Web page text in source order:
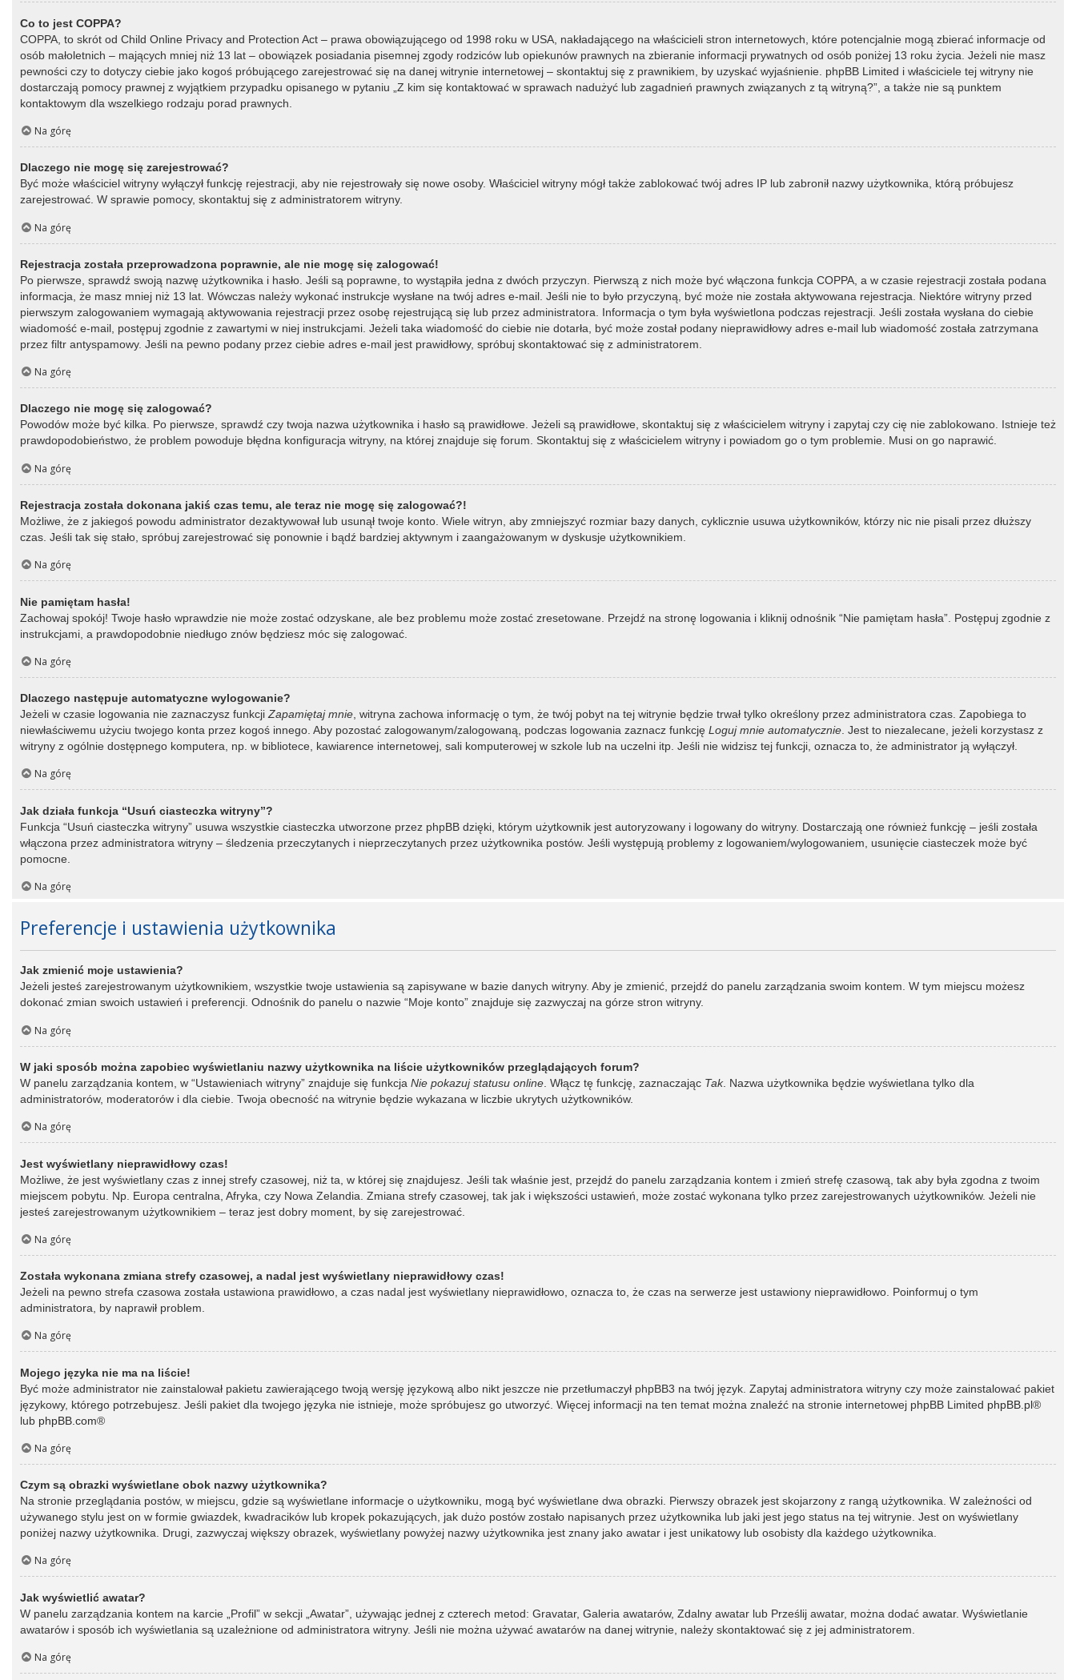
Co to jest COPPA?
COPPA, to skrót od Child Online Privacy and Protection Act – prawa obowiązującego od 1998 roku w USA, nakładającego na właścicieli stron internetowych, które potencjalnie mogą zbierać informacje od
osób małoletnich – mających mniej niż 13 lat – obowiązek posiadania pisemnej zgody rodziców lub opiekunów prawnych na zbieranie informacji prywatnych od osób poniżej 13 roku życia. Jeżeli nie masz
pewności czy to dotyczy ciebie jako kogoś próbującego zarejestrować się na danej witrynie internetowej – skontaktuj się z prawnikiem, by uzyskać wyjaśnienie. phpBB Limited i właściciele tej witryny nie
dostarczają pomocy prawnej z wyjątkiem przypadku opisanego w pytaniu „Z kim się kontaktować w sprawach nadużyć lub zagadnień prawnych związanych z tą witryną?”, a także nie są punktem
kontaktowym dla wszelkiego rodzaju porad prawnych.
Na górę
Dlaczego nie mogę się zarejestrować?
Być może właściciel witryny wyłączył funkcję rejestracji, aby nie rejestrowały się nowe osoby. Właściciel witryny mógł także zablokować twój adres IP lub zabronił nazwy użytkownika, którą próbujesz
zarejestrować. W sprawie pomocy, skontaktuj się z administratorem witryny.
Na górę
Rejestracja została przeprowadzona poprawnie, ale nie mogę się zalogować!
Po pierwsze, sprawdź swoją nazwę użytkownika i hasło. Jeśli są poprawne, to wystąpiła jedna z dwóch przyczyn. Pierwszą z nich może być włączona funkcja COPPA, a w czasie rejestracji została podana
informacja, że masz mniej niż 13 lat. Wówczas należy wykonać instrukcje wysłane na twój adres e-mail. Jeśli nie to było przyczyną, być może nie została aktywowana rejestracja. Niektóre witryny przed
pierwszym zalogowaniem wymagają aktywowania rejestracji przez osobę rejestrującą się lub przez administratora. Informacja o tym była wyświetlona podczas rejestracji. Jeśli została wysłana do ciebie
wiadomość e-mail, postępuj zgodnie z zawartymi w niej instrukcjami. Jeżeli taka wiadomość do ciebie nie dotarła, być może został podany nieprawidłowy adres e-mail lub wiadomość została zatrzymana
przez filtr antyspamowy. Jeśli na pewno podany przez ciebie adres e-mail jest prawidłowy, spróbuj skontaktować się z administratorem.
Na górę
Dlaczego nie mogę się zalogować?
Powodów może być kilka. Po pierwsze, sprawdź czy twoja nazwa użytkownika i hasło są prawidłowe. Jeżeli są prawidłowe, skontaktuj się z właścicielem witryny i zapytaj czy cię nie zablokowano. Istnieje też
prawdopodobieństwo, że problem powoduje błędna konfiguracja witryny, na której znajduje się forum. Skontaktuj się z właścicielem witryny i powiadom go o tym problemie. Musi on go naprawić.
Na górę
Rejestracja została dokonana jakiś czas temu, ale teraz nie mogę się zalogować?!
Możliwe, że z jakiegoś powodu administrator dezaktywował lub usunął twoje konto. Wiele witryn, aby zmniejszyć rozmiar bazy danych, cyklicznie usuwa użytkowników, którzy nic nie pisali przez dłuższy
czas. Jeśli tak się stało, spróbuj zarejestrować się ponownie i bądź bardziej aktywnym i zaangażowanym w dyskusje użytkownikiem.
Na górę
Nie pamiętam hasła!
Zachowaj spokój! Twoje hasło wprawdzie nie może zostać odzyskane, ale bez problemu może zostać zresetowane. Przejdź na stronę logowania i kliknij odnośnik “Nie pamiętam hasła”. Postępuj zgodnie z
instrukcjami, a prawdopodobnie niedługo znów będziesz móc się zalogować.
Na górę
Dlaczego następuje automatyczne wylogowanie?
Jeżeli w czasie logowania nie zaznaczysz funkcjiZapamiętaj mnie, witryna zachowa informację o tym, że twój pobyt na tej witrynie będzie trwał tylko określony przez administratora czas. Zapobiega to
niewłaściwemu użyciu twojego konta przez kogoś innego. Aby pozostać zalogowanym/zalogowaną, podczas logowania zaznacz funkcję Loguj mnie automatycznie. Jest to niezalecane, jeżeli korzystasz z
witryny z ogólnie dostępnego komputera, np. w bibliotece, kawiarence internetowej, sali komputerowej w szkole lub na uczelni itp. Jeśli nie widzisz tej funkcji, oznacza to, że administrator ją wyłączył.
Na górę
Jak działa funkcja “Usuń ciasteczka witryny”?
Funkcja “Usuń ciasteczka witryny” usuwa wszystkie ciasteczka utworzone przez phpBB dzięki, którym użytkownik jest autoryzowany i logowany do witryny. Dostarczają one również funkcję – jeśli została
włączona przez administratora witryny – śledzenia przeczytanych i nieprzeczytanych przez użytkownika postów. Jeśli występują problemy z logowaniem/wylogowaniem, usunięcie ciasteczek może być
pomocne.
Na górę
Preferencje i ustawienia użytkownika
Jak zmienić moje ustawienia?
Jeżeli jesteś zarejestrowanym użytkownikiem, wszystkie twoje ustawienia są zapisywane w bazie danych witryny. Aby je zmienić, przejdź do panelu zarządzania swoim kontem. W tym miejscu możesz
dokonać zmian swoich ustawień i preferencji. Odnośnik do panelu o nazwie “Moje konto” znajduje się zazwyczaj na górze stron witryny.
Na górę
W jaki sposób można zapobiec wyświetlaniu nazwy użytkownika na liście użytkowników przeglądających forum?
W panelu zarządzania kontem, w “Ustawieniach witryny” znajduje się funkcja Nie pokazuj statusu online . Włącz tę funkcję, zaznaczając Tak. Nazwa użytkownika będzie wyświetlana tylko dla
administratorów, moderatorów i dla ciebie. Twoja obecność na witrynie będzie wykazana w liczbie ukrytych użytkowników.
Na górę
Jest wyświetlany nieprawidłowy czas!
Możliwe, że jest wyświetlany czas z innej strefy czasowej, niż ta, w której się znajdujesz. Jeśli tak właśnie jest, przejdź do panelu zarządzania kontem i zmień strefę czasową, tak aby była zgodna z twoim
miejscem pobytu. Np. Europa centralna, Afryka, czy Nowa Zelandia. Zmiana strefy czasowej, tak jak i większości ustawień, może zostać wykonana tylko przez zarejestrowanych użytkowników. Jeżeli nie
jesteś zarejestrowanym użytkownikiem – teraz jest dobry moment, by się zarejestrować.
Na górę
Została wykonana zmiana strefy czasowej, a nadal jest wyświetlany nieprawidłowy czas!
Jeżeli na pewno strefa czasowa została ustawiona prawidłowo, a czas nadal jest wyświetlany nieprawidłowo, oznacza to, że czas na serwerze jest ustawiony nieprawidłowo. Poinformuj o tym
administratora, by naprawił problem.
Na górę
Mojego języka nie ma na liście!
Być może administrator nie zainstalował pakietu zawierającego twoją wersję językową albo nikt jeszcze nie przetłumaczył phpBB3 na twój język. Zapytaj administratora witryny czy może zainstalować pakiet
językowy, którego potrzebujesz. Jeśli pakiet dla twojego języka nie istnieje, może spróbujesz go utworzyć. Więcej informacji na ten temat można znaleźć na stronie internetowej phpBB Limited phpBB.pl®
lub phpBB.com®
Na górę
Czym są obrazki wyświetlane obok nazwy użytkownika?
Na stronie przeglądania postów, w miejscu, gdzie są wyświetlane informacje o użytkowniku, mogą być wyświetlane dwa obrazki. Pierwszy obrazek jest skojarzony z rangą użytkownika. W zależności od
używanego stylu jest on w formie gwiazdek, kwadracików lub kropek pokazujących, jak dużo postów zostało napisanych przez użytkownika lub jaki jest jego status na tej witrynie. Jest on wyświetlany
poniżej nazwy użytkownika. Drugi, zazwyczaj większy obrazek, wyświetlany powyżej nazwy użytkownika jest znany jako awatar i jest unikatowy lub osobisty dla każdego użytkownika.
Na górę
Jak wyświetlić awatar?
W panelu zarządzania kontem na karcie „Profil” w sekcji „Awatar”, używając jednej z czterech metod: Gravatar, Galeria awatarów, Zdalny awatar lub Prześlij awatar, można dodać awatar. Wyświetlanie
awatarów i sposób ich wyświetlania są uzależnione od administratora witryny. Jeśli nie można używać awatarów na danej witrynie, należy skontaktować się z jej administratorem.
Na górę